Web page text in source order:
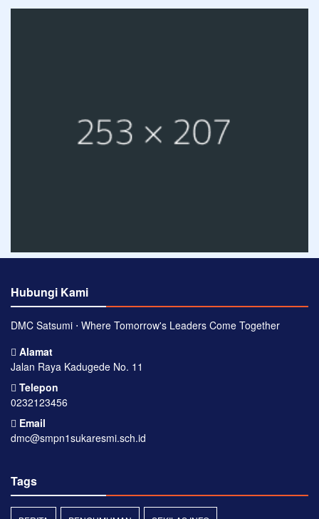
Hubungi Kami
DMC Satsumi ⋅ Where Tomorrow's Leaders Come Together
Alamat
Jalan Raya Kadugede No. 11
Telepon
0232123456
Email
dmc@smpn1sukaresmi.sch.id
Tags